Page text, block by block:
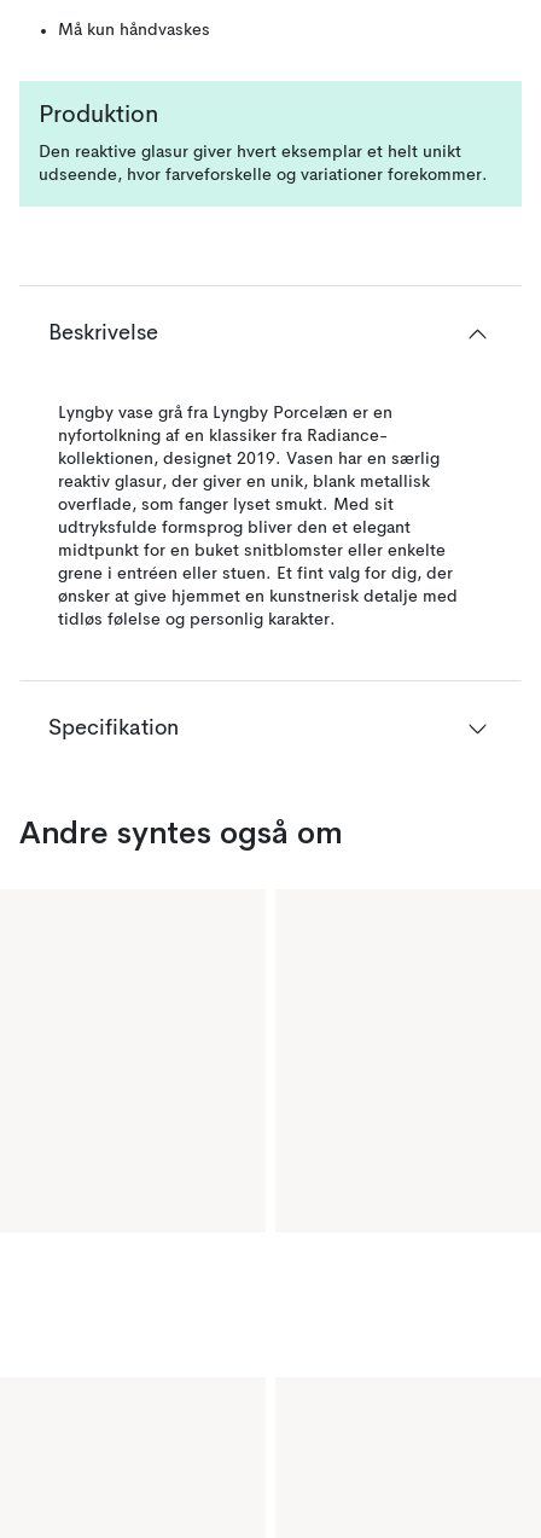
Må kun håndvaskes
Produktion
Den reaktive glasur giver hvert eksemplar et helt unikt
udseende, hvor farveforskelle og variationer forekommer.
Beskrivelse
Lyngby vase grå fra Lyngby Porcelæn er en
nyfortolkning af en klassiker fra Radiance-
kollektionen, designet 2019. Vasen har en særlig
reaktiv glasur, der giver en unik, blank metallisk
overflade, som fanger lyset smukt. Med sit
udtryksfulde formsprog bliver den et elegant
midtpunkt for en buket snitblomster eller enkelte
grene i entréen eller stuen. Et fint valg for dig, der
ønsker at give hjemmet en kunstnerisk detalje med
tidløs følelse og personlig karakter.
Specifikation
Andre syntes også om